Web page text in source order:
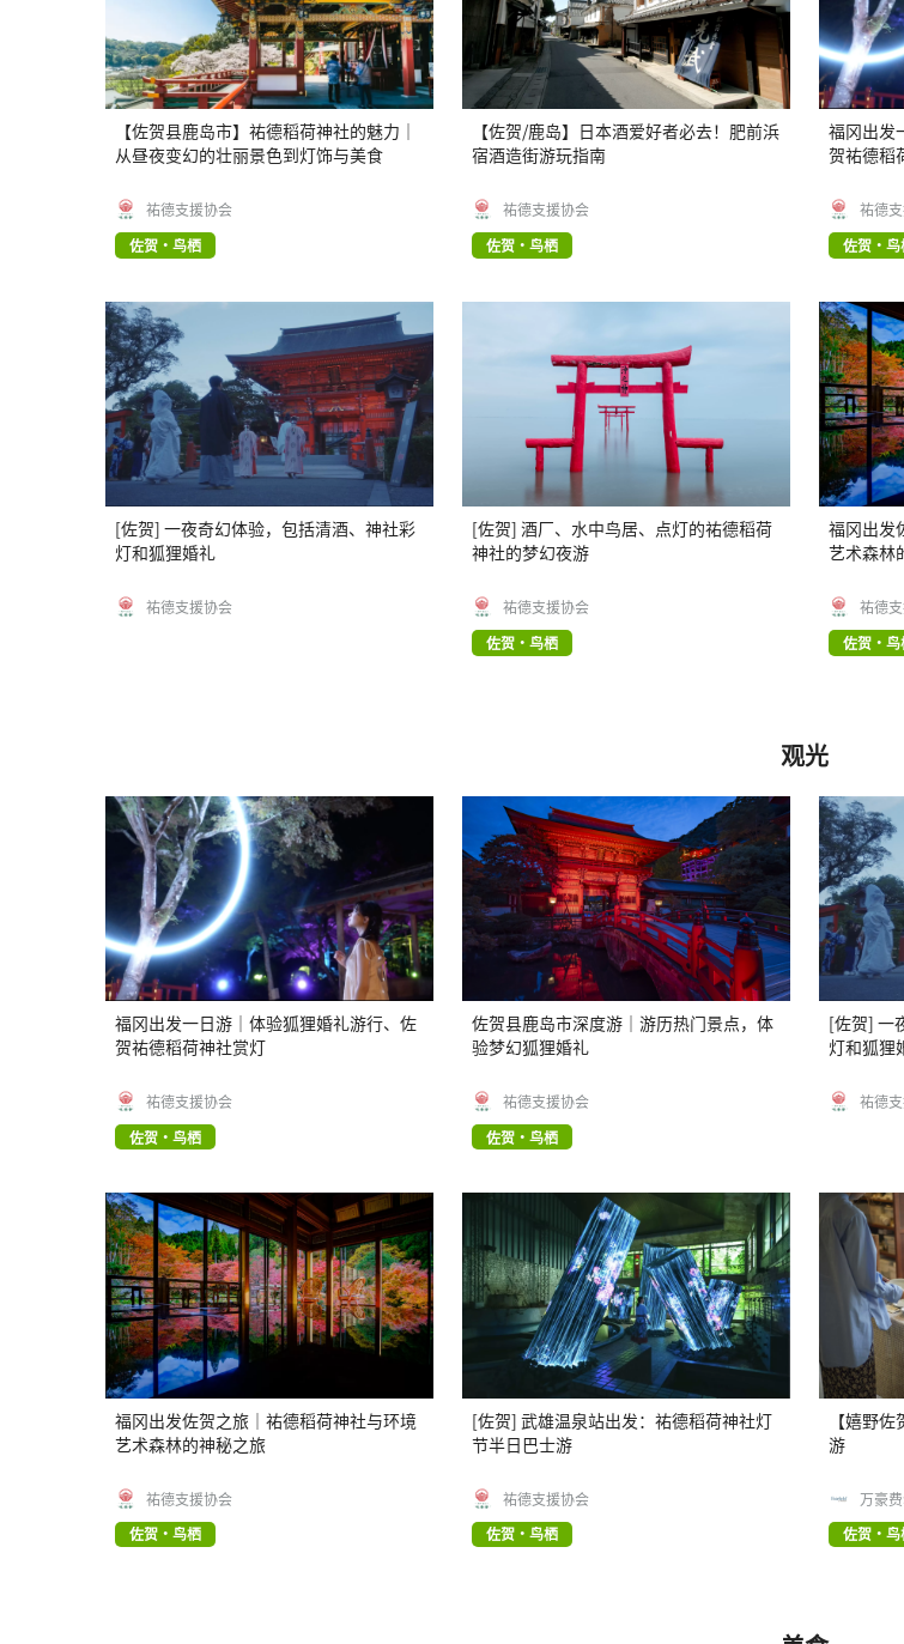
【佐贺县鹿岛市】祐德稻荷神社的魅力｜
从昼夜变幻的壮丽景色到灯饰与美食
祐德支援协会
佐贺・鸟栖
【佐贺/鹿岛】日本酒爱好者必去！肥前浜
宿酒造街游玩指南
祐德支援协会
佐贺・鸟栖
福冈出发
贺祐德稻
祐德
佐贺・鸟
[佐贺] 一夜奇幻体验，包括清酒、神社彩
灯和狐狸婚礼
祐德支援协会
[佐贺] 酒厂、水中鸟居、点灯的祐德稻荷
神社的梦幻夜游
祐德支援协会
佐贺・鸟栖
福冈出发
艺术森林
祐德
佐贺・鸟
观光
福冈出发一日游｜体验狐狸婚礼游行、佐
贺祐德稻荷神社赏灯
祐德支援协会
佐贺・鸟栖
佐贺县鹿岛市深度游｜游历热门景点，体
验梦幻狐狸婚礼
祐德支援协会
佐贺・鸟栖
[佐贺] 一
灯和狐狸
祐德
福冈出发佐贺之旅｜祐德稻荷神社与环境
艺术森林的神秘之旅
祐德支援协会
佐贺・鸟栖
[佐贺] 武雄温泉站出发：祐德稻荷神社灯
节半日巴士游
祐德支援协会
佐贺・鸟栖
【嬉野
游
万豪
佐贺・鸟